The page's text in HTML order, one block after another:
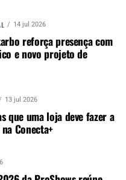
de SG Open House.
casa para todos que
linha completa de
14 jul 2026
reforça presença com
e novo projeto de
13 jul 2026
que uma loja deve fazer a
Conecta+